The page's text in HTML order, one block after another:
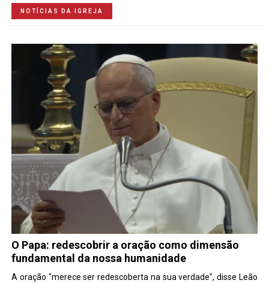
NOTÍCIAS DA IGREJA
O Papa: redescobrir a oração como dimensão
fundamental da nossa humanidade
A oração "merece ser redescoberta na sua verdade", disse Leão